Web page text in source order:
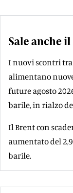
Sale anche
I nuovi scontri
alimentano
future agosto
barile, in rialzo
Il Brent con
aumentato del
barile.